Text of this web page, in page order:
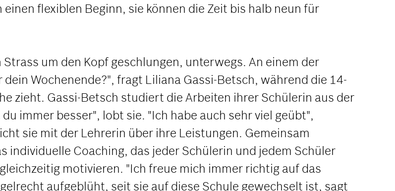
flexiblen Beginn, sie können die Zeit bis halb neun für
um den Kopf geschlungen, unterwegs. An einem der
Wochenende?", fragt Liliana Gassi-Betsch, während die 14-
zieht. Gassi-Betsch studiert die Arbeiten ihrer Schülerin aus der
immer besser", lobt sie. "Ich habe auch sehr viel geübt",
sie mit der Lehrerin über ihre Leistungen. Gemeinsam
individuelle Coaching, das jeder Schülerin und jedem Schüler
motivieren. "Ich freue mich immer richtig auf das
aufgeblüht, seit sie auf diese Schule gewechselt ist, sagt